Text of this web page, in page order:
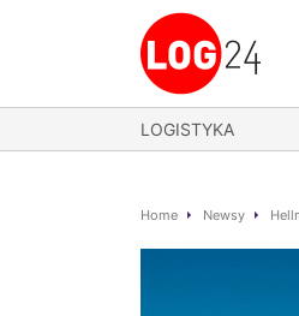
LOGISTYKA
Home Newsy